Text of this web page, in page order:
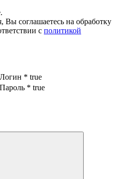
Вы соглашаетесь на обработку
с политикой
Логин * true
Пароль * true